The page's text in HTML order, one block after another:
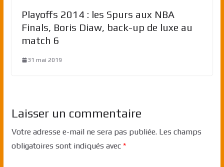
Playoffs 2014 : les Spurs aux NBA
Finals, Boris Diaw, back-up de luxe au
match 6
31 mai 2019
Laisser un commentaire
Votre adresse e-mail ne sera pas publiée. Les champs
obligatoires sont indiqués avec *